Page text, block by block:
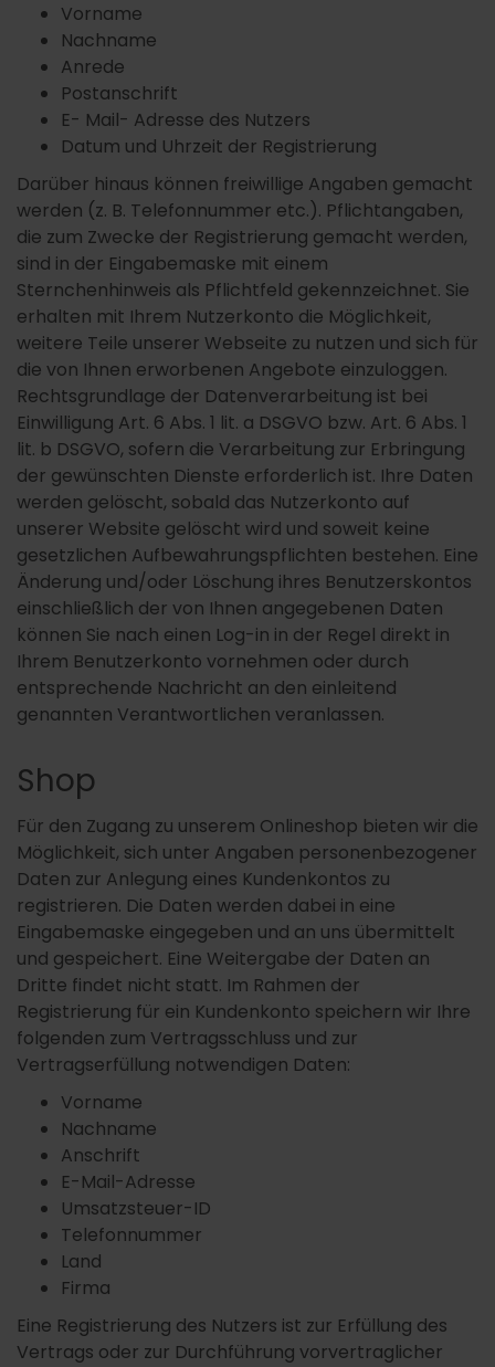
Vorname
Nachname
Anrede
Postanschrift
E- Mail- Adresse des Nutzers
Datum und Uhrzeit der Registrierung
Darüber hinaus können freiwillige Angaben gemacht
werden (z. B. Telefonnummer etc.). Pflichtangaben,
die zum Zwecke der Registrierung gemacht werden,
sind in der Eingabemaske mit einem
Sternchenhinweis als Pflichtfeld gekennzeichnet. Sie
erhalten mit Ihrem Nutzerkonto die Möglichkeit,
weitere Teile unserer Webseite zu nutzen und sich für
die von Ihnen erworbenen Angebote einzuloggen.
Rechtsgrundlage der Datenverarbeitung ist bei
Einwilligung Art. 6 Abs. 1 lit. a DSGVO bzw. Art. 6 Abs. 1
lit. b DSGVO, sofern die Verarbeitung zur Erbringung
der gewünschten Dienste erforderlich ist. Ihre Daten
werden gelöscht, sobald das Nutzerkonto auf
unserer Website gelöscht wird und soweit keine
gesetzlichen Aufbewahrungspflichten bestehen. Eine
Änderung und/oder Löschung ihres Benutzerskontos
einschließlich der von Ihnen angegebenen Daten
können Sie nach einen Log-in in der Regel direkt in
Ihrem Benutzerkonto vornehmen oder durch
entsprechende Nachricht an den einleitend
genannten Verantwortlichen veranlassen.
Shop
Für den Zugang zu unserem Onlineshop bieten wir die
Möglichkeit, sich unter Angaben personenbezogener
Daten zur Anlegung eines Kundenkontos zu
registrieren. Die Daten werden dabei in eine
Eingabemaske eingegeben und an uns übermittelt
und gespeichert. Eine Weitergabe der Daten an
Dritte findet nicht statt. Im Rahmen der
Registrierung für ein Kundenkonto speichern wir Ihre
folgenden zum Vertragsschluss und zur
Vertragserfüllung notwendigen Daten:
Vorname
Nachname
Anschrift
E-Mail-Adresse
Umsatzsteuer-ID
Telefonnummer
Land
Firma
Eine Registrierung des Nutzers ist zur Erfüllung des
Vertrags oder zur Durchführung vorvertraglicher